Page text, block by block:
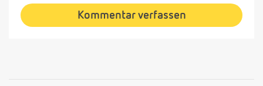
Kommentar verfassen